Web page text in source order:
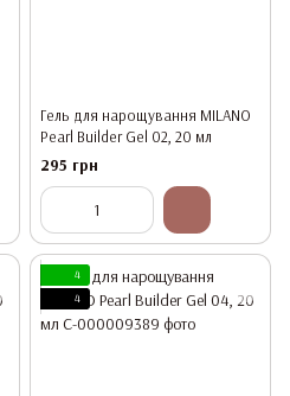
Гель для нарощування MILANO
Pearl Builder Gel 02, 20 мл
295 грн
4
4